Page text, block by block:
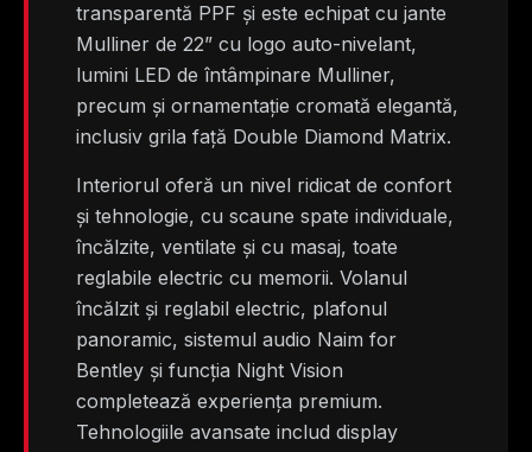
transparentă PPF și este echipat cu jante
Mulliner de 22” cu logo auto-nivelant,
lumini LED de întâmpinare Mulliner,
precum și ornamentație cromată elegantă,
inclusiv grila față Double Diamond Matrix.
Interiorul oferă un nivel ridicat de confort
și tehnologie, cu scaune spate individuale,
încălzite, ventilate și cu masaj, toate
reglabile electric cu memorii. Volanul
încălzit și reglabil electric, plafonul
panoramic, sistemul audio Naim for
Bentley și funcția Night Vision
completează experiența premium.
Tehnologiile avansate includ display